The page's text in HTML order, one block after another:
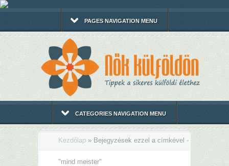
PAGES NAVIGATION MENU
CATEGORIES NAVIGATION MENU
Kezdőlap » Bejegyzések ezzel a címkével -
"mind meister"